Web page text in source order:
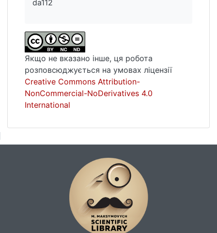
da112
Якщо не вказано інше, ця робота
розповсюджується на умовах ліцензії
Creative Commons Attribution-
NonCommercial-NoDerivatives 4.0
International